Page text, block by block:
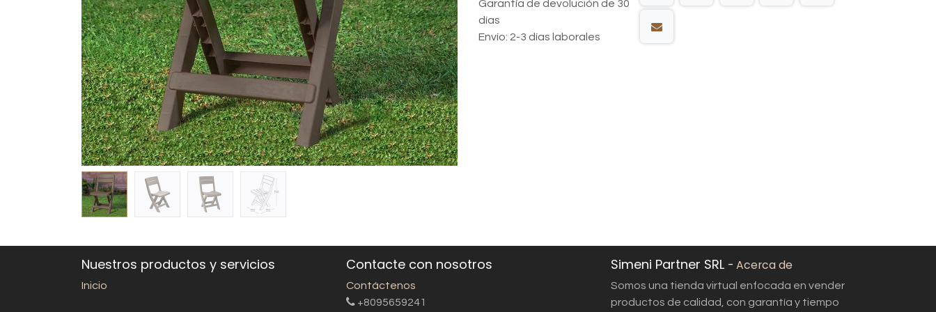
Garantía de devolución de 30
días
Envío: 2-3 días laborales
Nuestros productos y servicios
Inicio
Contacte con nosotros
Contáctenos
+8095659241
Simeni Partner SRL - Acerca de
Somos una tienda virtual enfocada en vender
productos de calidad, con garantía y tiempo